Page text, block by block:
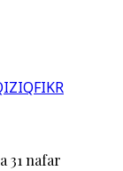
FIKR
31 nafar